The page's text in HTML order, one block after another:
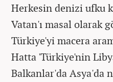
Herkesin denizi ufku
Vatan'ı masal olarak
Türkiye'yi macera
Hatta 'Türkiye'nin
Balkanlar'da Asya'da